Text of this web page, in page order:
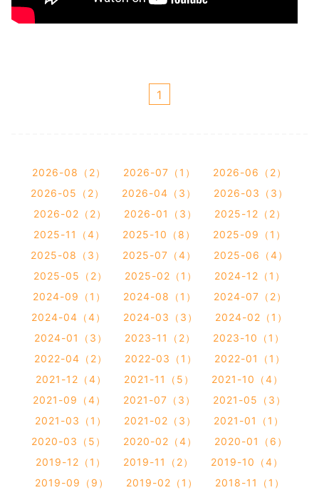
1
2026-08（2） 2026-07（1）
2026-06（2）
2026-05（2）
2026-04（3）
2026-03（3）
2026-02（2）
2026-01（3）
2025-12（2）
2025-11（4）
2025-10（8）
2025-09（1）
2025-08（3）
2025-07（4）
2025-06（4）
2025-05（2）
2025-02（1）
2024-12（1）
2024-09（1）
2024-08（1）
2024-07（2）
2024-04（4）
2024-03（3）
2024-02（1）
2024-01（3）
2023-11（2）
2023-10（1）
2022-04（2）
2022-03（1）
2022-01（1）
2021-12（4）
2021-11（5）
2021-10（4）
2021-09（4）
2021-07（3）
2021-05（3）
2021-03（1）
2021-02（3）
2021-01（1）
2020-03（5）
2020-02（4）
2020-01（6）
2019-12（1）
2019-11（2）
2019-10（4）
2019-09（9）
2019-02（1）
2018-11（1）